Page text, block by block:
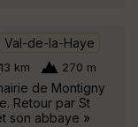
Val-de-la-Haye
13 km 270 m
de Montigny
Retour par St
son abbaye »